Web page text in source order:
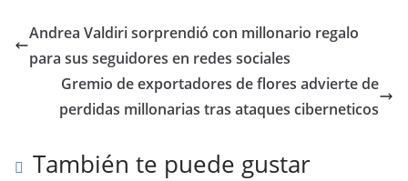
Andrea Valdiri sorprendió con millonario regalo
para sus seguidores en redes sociales
Gremio de exportadores de flores advierte de
perdidas millonarias tras ataques ciberneticos
También te puede gustar